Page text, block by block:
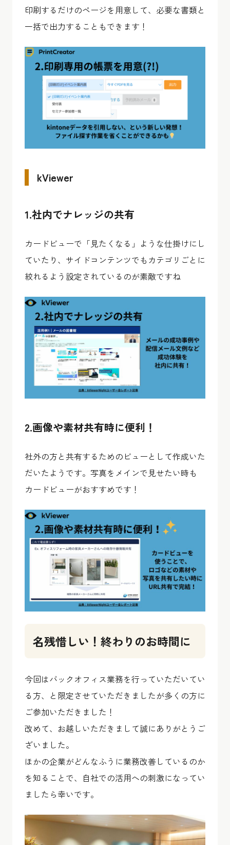
印刷するだけのページを用意して、必要な書類と
一括で出力することもできます！
kViewer
1.社内でナレッジの共有
カードビューで「見たくなる」ような仕掛けにし
ていたり、サイドコンテンツでもカテゴリごとに
絞れるよう設定されているのが素敵ですね
2.画像や素材共有時に便利！
社外の方と共有するためのビューとして作成いた
だいたようです。写真をメインで見せたい時も
カードビューがおすすめです！
名残惜しい！終わりのお時間に
今回はバックオフィス業務を行っていただいてい
る方、と限定させていただきましたが多くの方に
ご参加いただきました！
改めて、お越しいただきまして誠にありがとうご
ざいました。
ほかの企業がどんなふうに業務改善しているのか
を知ることで、自社での活用への刺激になってい
ましたら幸いです。